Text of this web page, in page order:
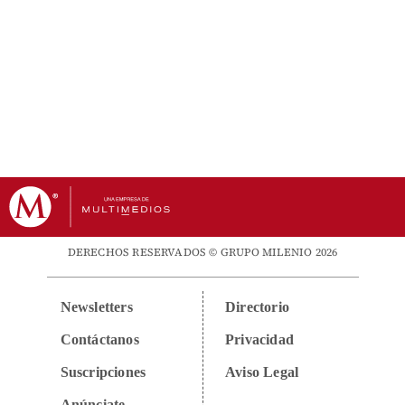
DERECHOS RESERVADOS © GRUPO MILENIO 2026
Newsletters
Contáctanos
Suscripciones
Directorio
Privacidad
Aviso Legal